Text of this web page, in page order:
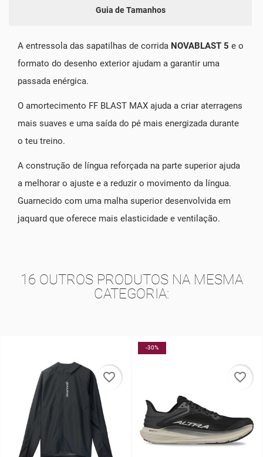
Guia de Tamanhos
A entressola das sapatilhas de corrida NOVABLAST 5 e o
formato do desenho exterior ajudam a garantir uma
passada enérgica.
O amortecimento FF BLAST MAX ajuda a criar aterragens
mais suaves e uma saída do pé mais energizada durante
o teu treino.
A construção de língua reforçada na parte superior ajuda
a melhorar o ajuste e a reduzir o movimento da língua.
Guarnecido com uma malha superior desenvolvida em
jaquard que oferece mais elasticidade e ventilação.
16 OUTROS PRODUTOS NA MESMA
CATEGORIA: